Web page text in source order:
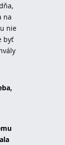
na
nie
byť